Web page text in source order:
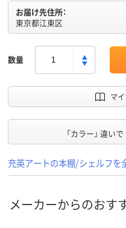
お届け先住所：
東京都江東区
数量
マ
「カラー」 違い
充英アートの本棚/シェルフを
メーカーからのおす